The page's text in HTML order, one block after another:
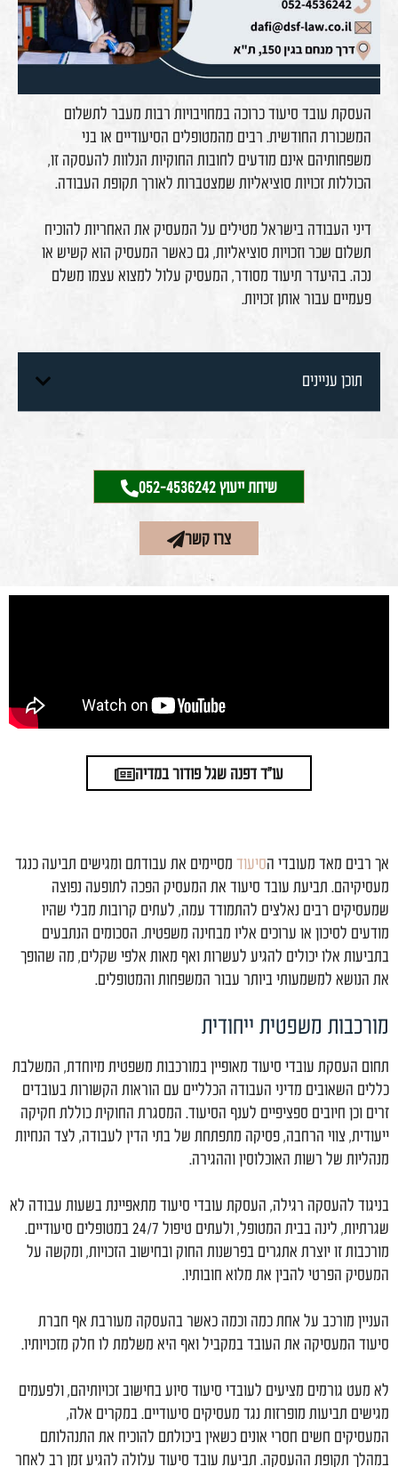
העסקת עובד סיעוד כרוכה במחויבויות רבות מעבר לתשלום
המשכורת החודשית. רבים מהמטופלים הסיעודיים או בני
משפחותיהם אינם מודעים לחובות החוקיות הנלוות להעסקה זו,
הכוללות זכויות סוציאליות שמצטברות לאורך תקופת העבודה.
דיני העבודה בישראל מטילים על המעסיק את האחריות להוכיח
תשלום שכר וזכויות סוציאליות, גם כאשר המעסיק הוא קשיש או
נכה. בהיעדר תיעוד מסודר, המעסיק עלול למצוא עצמו משלם
פעמיים עבור אותן זכויות.
תוכן עניינים
שיחת ייעוץ 052-4536242
צרו קשר
עו"ד דפנה שגל פודור במדיה
אך רבים מאד מעובדי הסיעוד מסיימים את עבודתם ומגישים תביעה כנגד
מעסיקיהם. תביעת עובד סיעוד את המעסיק הפכה לתופעה נפוצה
שמעסיקים רבים נאלצים להתמודד עמה, לעתים קרובות מבלי שהיו
מודעים לסיכון או ערוכים אליו מבחינה משפטית. הסכומים הנתבעים
בתביעות אלו יכולים להגיע לעשרות ואף מאות אלפי שקלים, מה שהופך
את הנושא למשמעותי ביותר עבור המשפחות והמטופלים.
מורכבות משפטית ייחודית
תחום העסקת עובדי סיעוד מאופיין במורכבות משפטית מיוחדת, המשלבת
כללים השאובים מדיני העבודה הכלליים עם הוראות הקשורות בעובדים
זרים וכן חיובים ספציפיים לענף הסיעוד. המסגרת החוקית כוללת חקיקה
ייעודית, צווי הרחבה, פסיקה מתפתחת של בתי הדין לעבודה, לצד הנחיות
מנהליות של רשות האוכלוסין וההגירה.
בניגוד להעסקה רגילה, העסקת עובדי סיעוד מתאפיינת בשעות עבודה לא
שגרתיות, לינה בבית המטופל, ולעתים טיפול 24/7 במטופלים סיעודיים.
מורכבות זו יוצרת אתגרים בפרשנות החוק ובחישוב הזכויות, ומקשה על
המעסיק הפרטי להבין את מלוא חובותיו.
העניין מורכב על אחת כמה וכמה כאשר בהעסקה מעורבת אף חברת
סיעוד המעסיקה את העובד במקביל ואף היא משלמת לו חלק מזכויותיו.
לא מעט גורמים מציעים לעובדי סיעוד סיוע בחישוב זכויותיהם, ולפעמים
מגישים תביעות מופרזות נגד מעסיקים סיעודיים. במקרים אלה,
המעסיקים חשים חסרי אונים כשאין ביכולתם להוכיח את התנהלותם
במהלך תקופת ההעסקה. תביעת עובד סיעוד עלולה להגיע זמן רב לאחר